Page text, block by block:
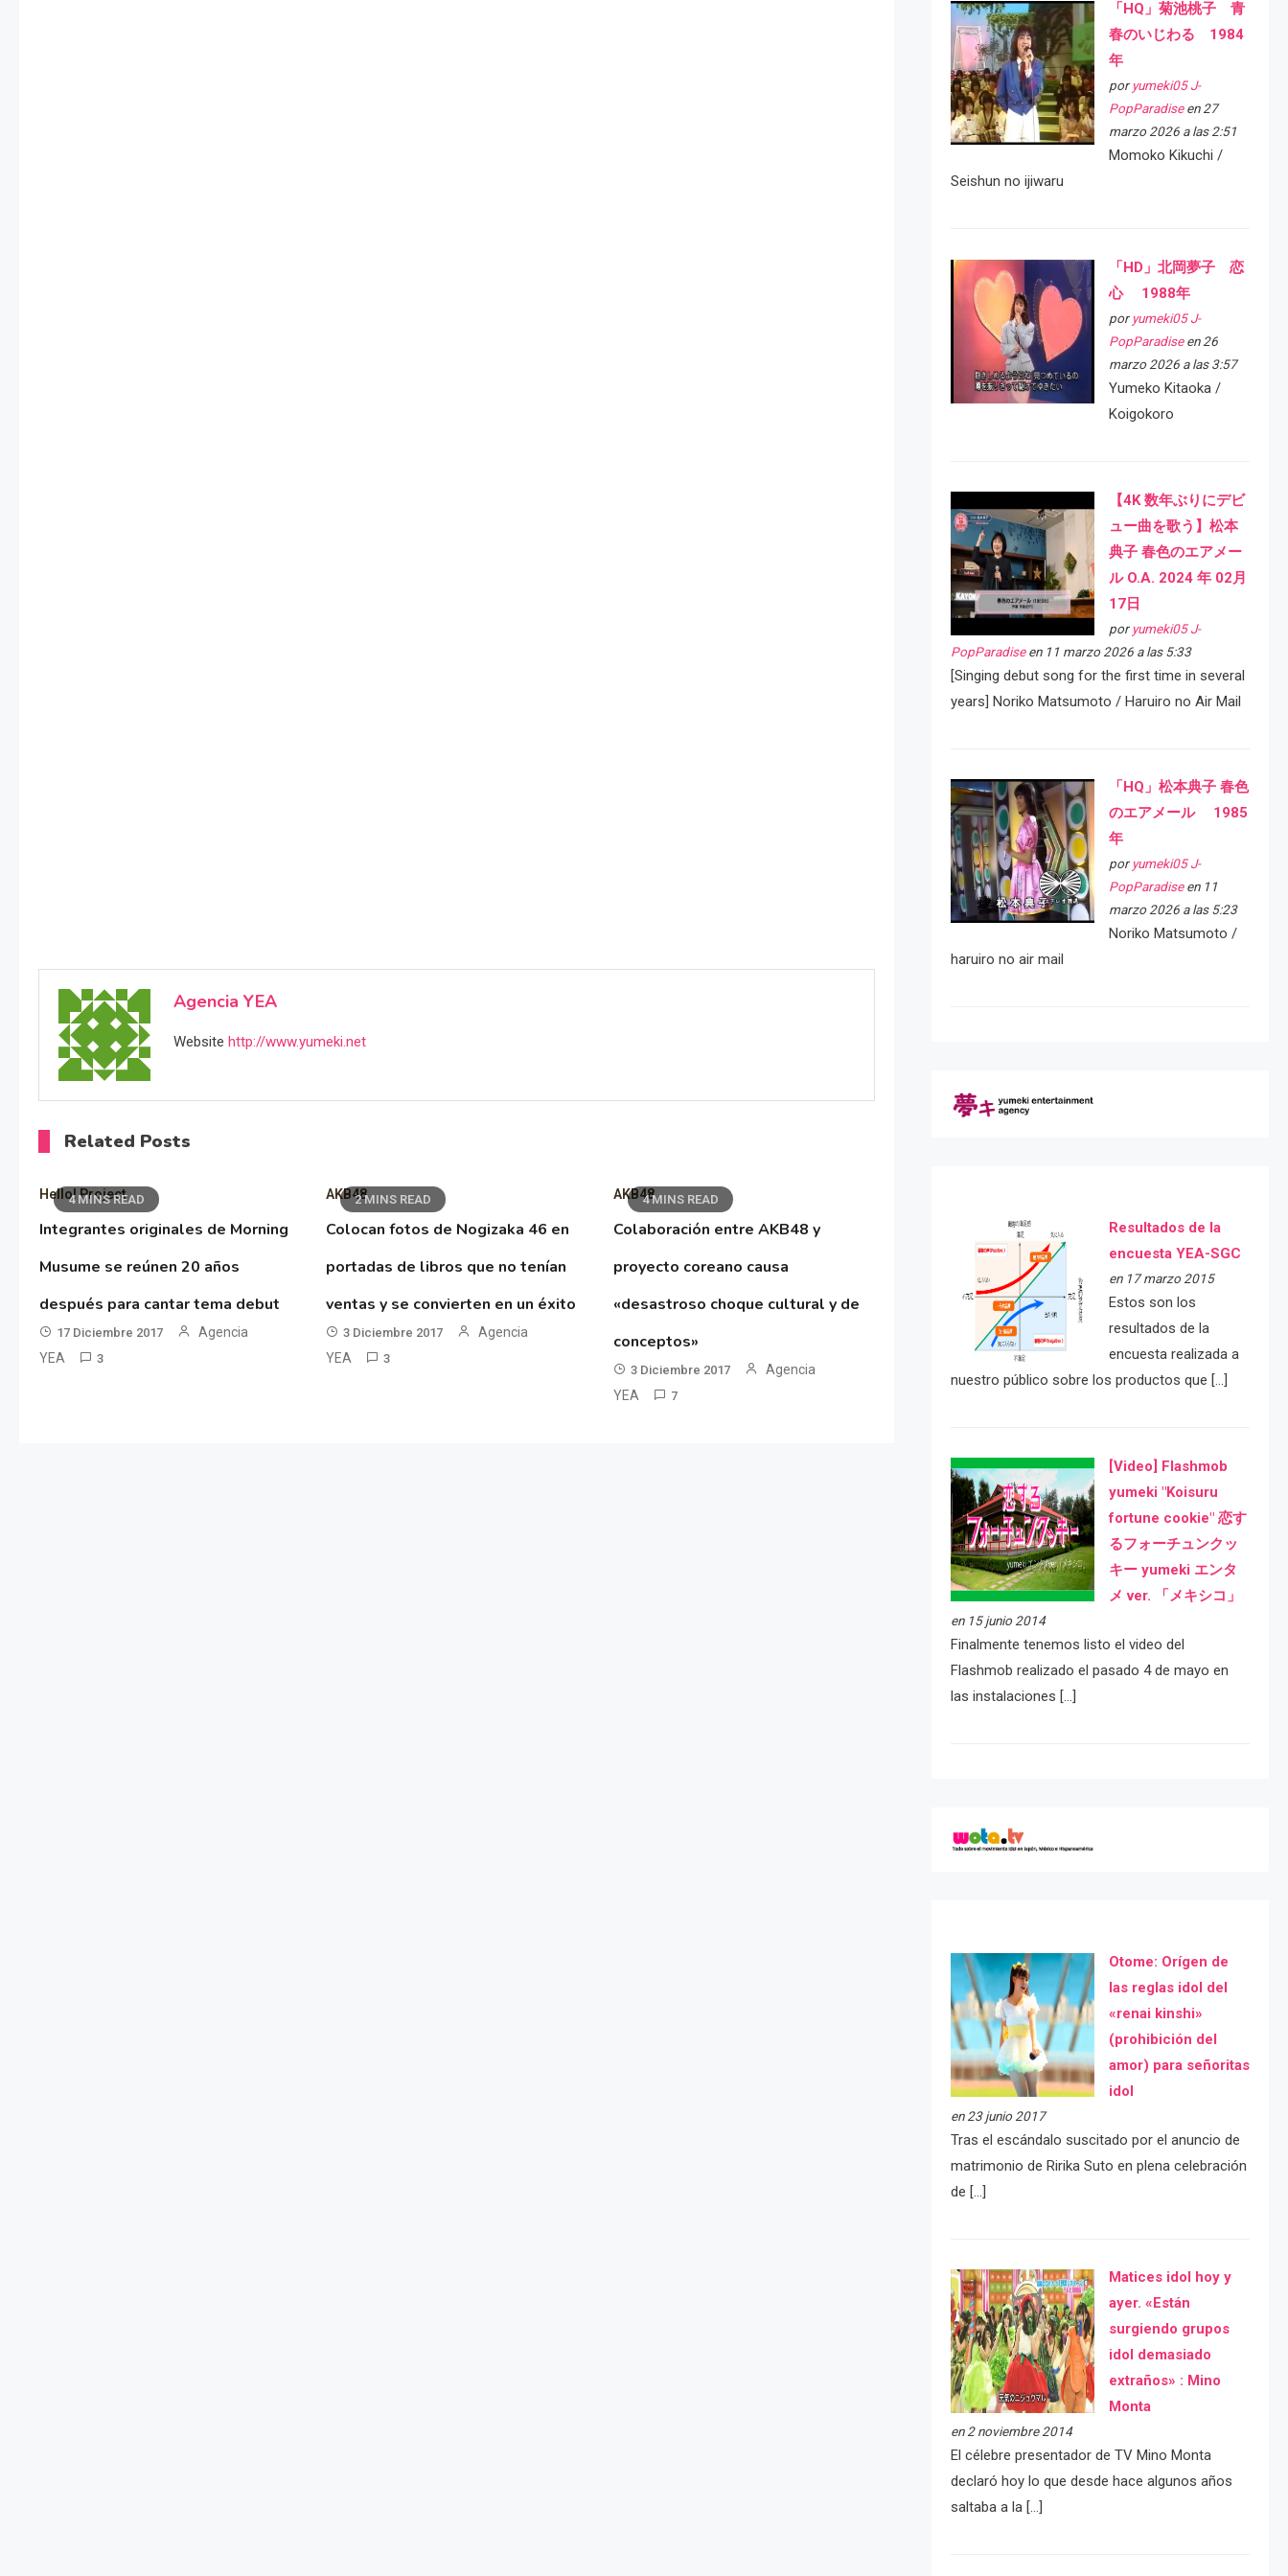
Agencia YEA
Website http://www.yumeki.net
Related Posts
4 MINS READ
Hello! Project
Integrantes originales de Morning
Musume se reúnen 20 años
después para cantar tema debut
17 Diciembre 2017
Agencia
YEA
3
2 MINS READ
AKB48
Colocan fotos de Nogizaka 46 en
portadas de libros que no tenían
ventas y se convierten en un éxito
3 Diciembre 2017
Agencia
YEA
3
4 MINS READ
AKB48
Colaboración entre AKB48 y
proyecto coreano causa
«desastroso choque cultural y de
conceptos»
3 Diciembre 2017
Agencia
YEA
7
「HQ」菊池桃子 青
春のいじわる 1984
年
por yumeki05 J-
PopParadiseen 27
marzo 2026 a las 2:51
Momoko Kikuchi /
Seishun no ijiwaru
「HD」北岡夢子 恋
心 1988年
por yumeki05 J-
PopParadiseen 26
marzo 2026 a las 3:57
Yumeko Kitaoka /
Koigokoro
【4K 数年ぶりにデビ
ュー曲を歌う】松本
典子 春色のエアメー
ル O.A. 2024 年 02月
17日
por yumeki05 J-
PopParadiseen 11 marzo 2026 a las 5:33
[Singing debut song for the first time in several
years] Noriko Matsumoto / Haruiro no Air Mail
「HQ」松本典子 春色
のエアメール 1985
年
por yumeki05 J-
PopParadiseen 11
marzo 2026 a las 5:23
Noriko Matsumoto /
haruiro no air mail
Resultados de la
encuesta YEA-SGC
en 17 marzo 2015
Estos son los
resultados de la
encuesta realizada a
nuestro público sobre los productos que […]
[Video] Flashmob
yumeki "Koisuru
fortune cookie" 恋す
るフォーチュンクッ
キー yumeki エンタ
メ ver. 「メキシコ」
en 15 junio 2014
Finalmente tenemos listo el video del
Flashmob realizado el pasado 4 de mayo en
las instalaciones […]
Otome: Orígen de
las reglas idol del
«renai kinshi»
(prohibición del
amor) para señoritas
idol
en 23 junio 2017
Tras el escándalo suscitado por el anuncio de
matrimonio de Ririka Suto en plena celebración
de […]
Matices idol hoy y
ayer. «Están
surgiendo grupos
idol demasiado
extraños» : Mino
Monta
en 2 noviembre 2014
El célebre presentador de TV Mino Monta
declaró hoy lo que desde hace algunos años
saltaba a la […]